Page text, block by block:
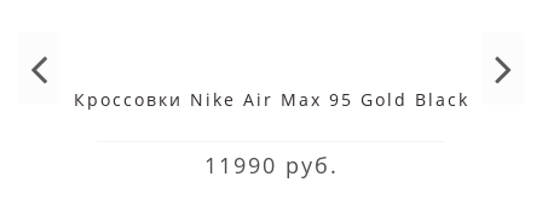
Кроссовки Nike Air Max 95 Gold Black
11990 руб.